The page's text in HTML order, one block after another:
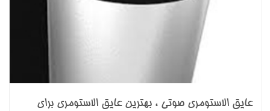
عایق الاستومری صوتی ، بهترین عایق الاستومری برای